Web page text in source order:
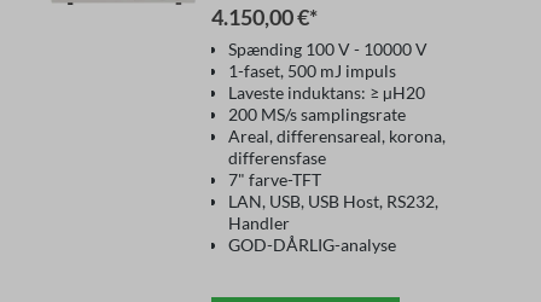
4.150,00 €*
Spænding 100 V - 10000 V
1-faset, 500 mJ impuls
Laveste induktans: ≥ µH20
200 MS/s samplingsrate
Areal, differensareal, korona,
differensfase
7" farve-TFT
LAN, USB, USB Host, RS232,
Handler
GOD-DÅRLIG-analyse